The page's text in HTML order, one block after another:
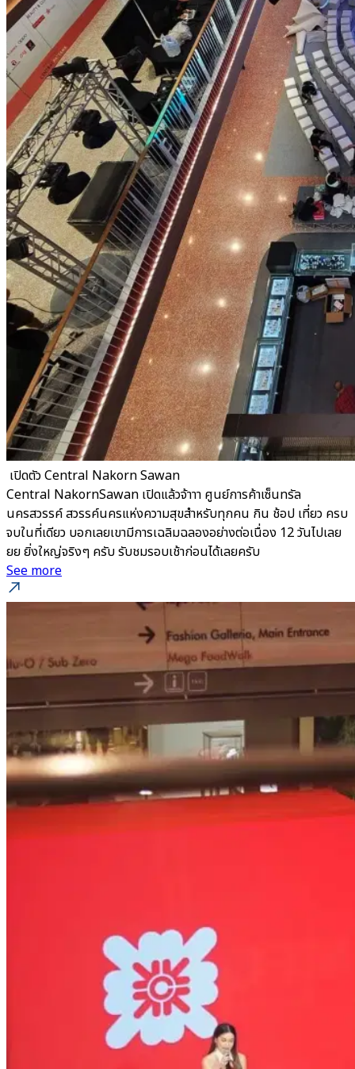
​ เปิดตัว Central Nakorn Sawan
Central NakornSawan เปิดแล้วจ้าาา ศูนย์การค้าเซ็นทรัล
นครสวรรค์ สวรรค์นครแห่งความสุขสำหรับทุกคน กิน ช้อป เที่ยว ครบ
จบในที่เดียว บอกเลยเขามีการเฉลิมฉลองอย่างต่อเนื่อง 12 วันไปเลย
ยย ยิ่งใหญ่จริงๆ ครับ รับชมรอบเช้าก่อนได้เลยครับ
See more